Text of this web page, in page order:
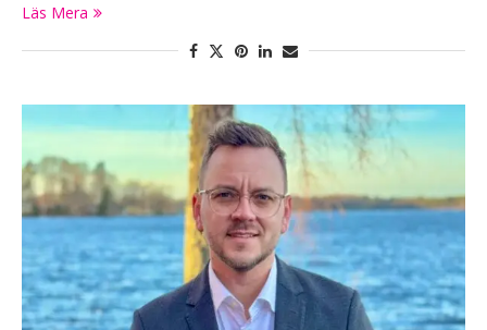
Läs Mera